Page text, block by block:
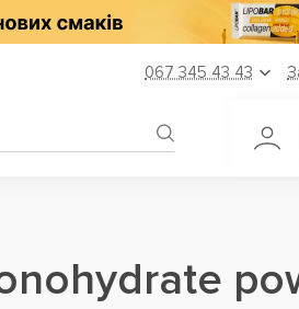
067 345 43 43